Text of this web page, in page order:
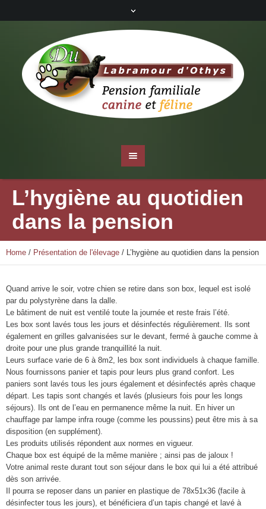
L’hygiène au quotidien
dans la pension
Home / Présentation de l'élevage / L’hygiène au quotidien dans la pension
Quand arrive le soir, votre chien se retire dans son box, lequel est isolé
par du polystyrène dans la dalle.
Le bâtiment de nuit est ventilé toute la journée et reste frais l’été.
Les box sont lavés tous les jours et désinfectés régulièrement. Ils sont
également en grilles galvanisées sur le devant, fermé à gauche comme à
droite pour une plus grande tranquillité la nuit.
Leurs surface varie de 6 à 8m2, les box sont individuels à chaque famille.
Nous fournissons panier et tapis pour leurs plus grand confort. Les
paniers sont lavés tous les jours également et désinfectés après chaque
départ. Les tapis sont changés et lavés (plusieurs fois pour les longs
séjours). Ils ont de l’eau en permanence même la nuit. En hiver un
chauffage par lampe infra rouge (comme les poussins) peut être mis à sa
disposition (en supplément).
Les produits utilisés répondent aux normes en vigueur.
Chaque box est équipé de la même manière ; ainsi pas de jaloux !
Votre animal reste durant tout son séjour dans le box qui lui a été attribué
dès son arrivée.
Il pourra se reposer dans un panier en plastique de 78x51x36 (facile à
désinfecter tous les jours), et bénéficiera d’un tapis changé et lavé à